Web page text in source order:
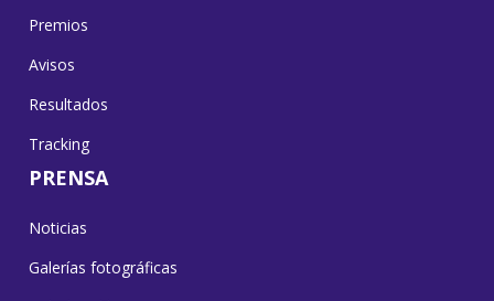
Premios
Avisos
Resultados
Tracking
PRENSA
Noticias
Galerías fotográficas